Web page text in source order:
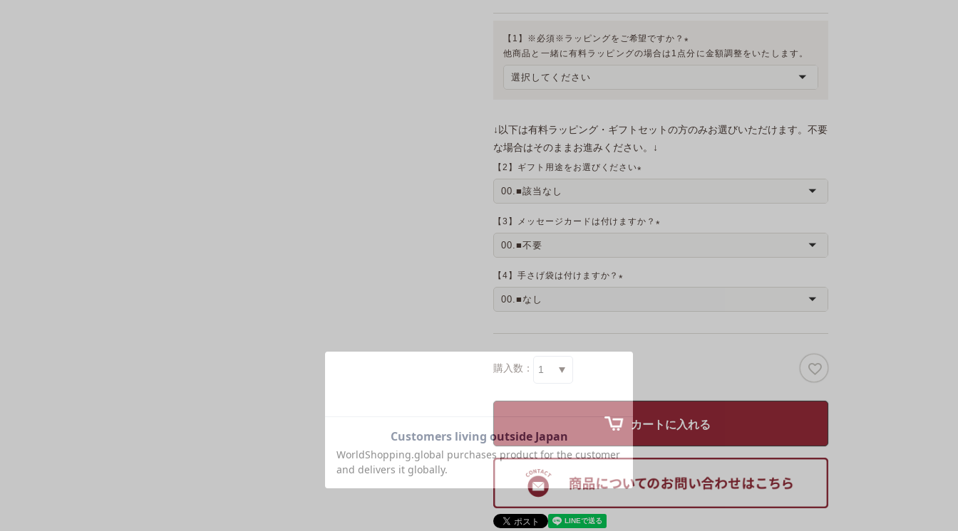
【1】※必須※ラッピングをご希望ですか？
(
須
他商品と一緒に有料ラッピングの場合は1点分に金額調整をいたします。
↓以下は有料ラッピング・ギフトセットの方のみお選びいただけます。不要
な場合はそのままお進みください。↓
【2】ギフト用途をお選びください
必
須
)
【3】メッセージカードは付けますか？
必
)
【4】手さげ袋は付けますか？
必
カートに入れる